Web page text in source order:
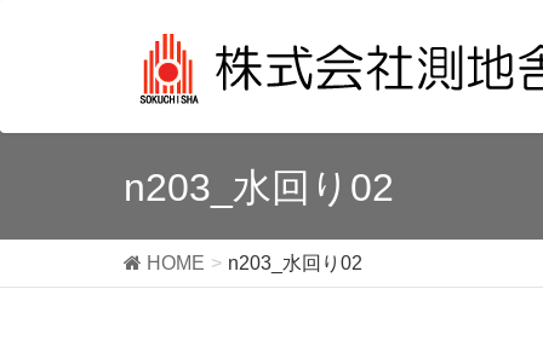
n203_水回り02
HOME n203_水回り02